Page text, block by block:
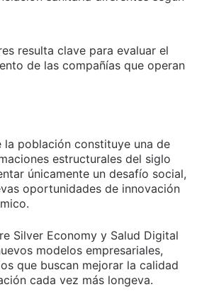
resulta clave para evaluar el
de las compañías que operan
la población constituye una de
estructurales del siglo
únicamente un desafío social,
oportunidades de innovación
Silver Economy y Salud Digital
modelos empresariales,
que buscan mejorar la calidad
cada vez más longeva.